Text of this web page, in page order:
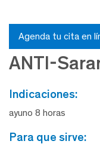
ANTI-
indicaciones:
ayuno 8 horas
para que sirve:
Agenda tu cita en